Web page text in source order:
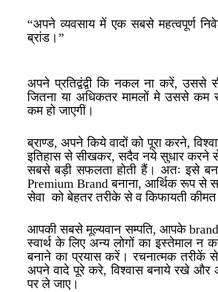
“अपने व्यवसाय में एक सबसे महत्वपूर्ण
ब्रांड ।”
अपने प्रतिद्वंद्वी कि नकल ना करें, उससे
जितना या अधिकतर मामलों मे उससे
कम हो जाएगीं ।
ब्राण्ड, अपने किये वादों को पूरा करने,
इतिहास से सीखकर, सदैव नये सुधार करने
सबसे बड़ी सफलता होती हैं। अतः इसे
Premium Brand बनाना, आर्थिक रूप से
सेवा को बेहतर तरीके से व किफायती कीमत
आपकी सबसे मूल्यवान सम्पति, आपके brand
स्वार्थ के लिए अन्य लोगों का इस्तेमाल न
बनाने का प्रयास करें। रचनात्मक तरीकें
अपने वादे पूरे करे, विश्वास बनाये रखे
पर ले जाए ।